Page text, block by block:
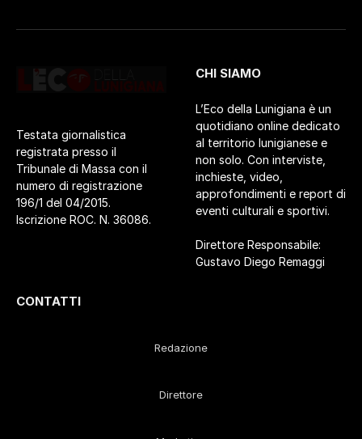
Testata giornalistica
registrata presso il
Tribunale di Massa con il
numero di registrazione
196/1 del 04/2015.
Iscrizione ROC. N. 36086.
CHI SIAMO
L’Eco della Lunigiana è un
quotidiano online dedicato
al territorio lunigianese e
non solo. Con interviste,
inchieste, video,
approfondimenti e report di
eventi culturali e sportivi.
Direttore Responsabile:
Gustavo Diego Remaggi
CONTATTI
Redazione
Direttore